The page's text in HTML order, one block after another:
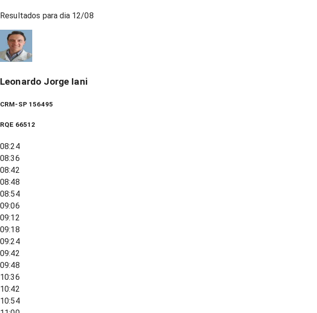
Resultados para dia 12/08
Leonardo Jorge Iani
CRM-SP 156495
RQE 66512
08:24
08:36
08:42
08:48
08:54
09:06
09:12
09:18
09:24
09:42
09:48
10:36
10:42
10:54